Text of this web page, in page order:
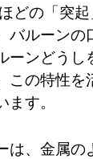
どの「突
バルーンの
ーンどうし
この特性を
す。
は、金属の